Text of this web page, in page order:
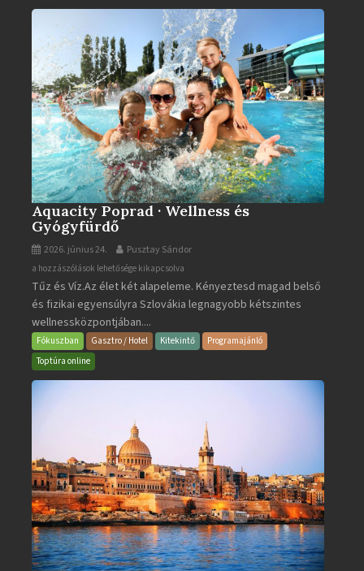
Aquacity Poprad · Wellness és
Gyógyfürdő
2026. június 24. Pusztay Sándor
Aquacity
Poprad
·
Wellness
és
Gyógyfürdő
a hozzászólások lehetősége kikapcsolva
Tűz és Víz.Az élet két alapeleme. Kényeztesd magad belső
és fizikai egyensúlyra Szlovákia legnagyobb kétszintes
wellnessközpontjában....
Fókuszban Gasztro / Hotel Kitekintő
Programajánló
Toptúra online